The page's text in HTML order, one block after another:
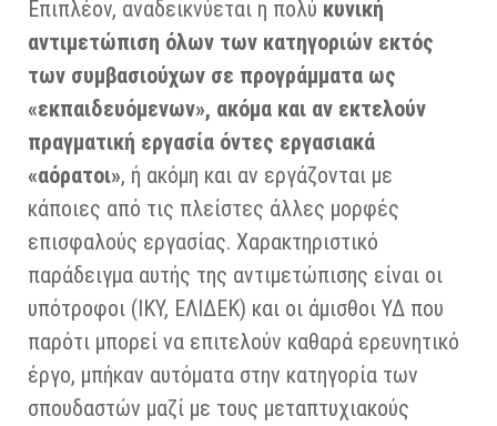
Επιπλέον, αναδεικνύεται η πολύ κυνική
αντιμετώπιση όλων των κατηγοριών εκτός
των συμβασιούχων σε προγράμματα ως
«εκπαιδευόμενων», ακόμα και αν εκτελούν
πραγματική εργασία όντες εργασιακά
«αόρατοι», ή ακόμη και αν εργάζονται με
κάποιες από τις πλείστες άλλες μορφές
επισφαλούς εργασίας. Χαρακτηριστικό
παράδειγμα αυτής της αντιμετώπισης είναι οι
υπότροφοι (ΙΚΥ, ΕΛΙΔΕΚ) και οι άμισθοι ΥΔ που
παρότι μπορεί να επιτελούν καθαρά ερευνητικό
έργο, μπήκαν αυτόματα στην κατηγορία των
σπουδαστών μαζί με τους μεταπτυχιακούς